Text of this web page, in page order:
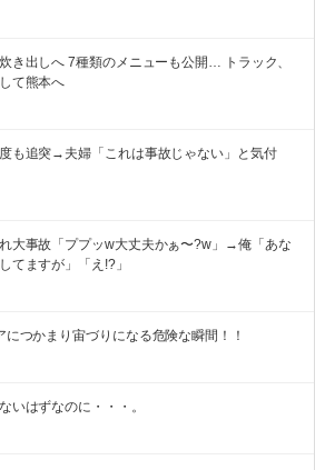
き出しへ 7種類のメニューも公開… トラック、
て熊本へ
も追突→夫婦「これは事故じゃない」と気付
大事故「ププッw大丈夫かぁ〜?w」→俺「あな
てますが」「え!?」
つかまり宙づりになる危険な瞬間！！
いはずなのに・・・。